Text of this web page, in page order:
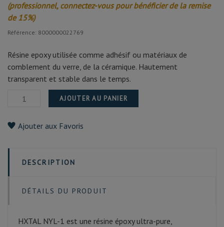
(professionnel, connectez-vous pour bénéficier de la remise
de 15%)
Référence: 8000000022769
Résine epoxy utilisée comme adhésif ou matériaux de
comblement du verre, de la céramique. Hautement
transparent et stable dans le temps.
AJOUTER AU PANIER
Ajouter aux Favoris
DESCRIPTION
DÉTAILS DU PRODUIT
HXTAL NYL-1 est une résine époxy ultra-pure,